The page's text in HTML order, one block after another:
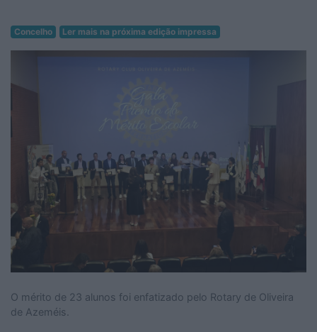
Concelho Ler mais na próxima edição impressa
O mérito de 23 alunos foi enfatizado pelo Rotary de Oliveira
de Azeméis.